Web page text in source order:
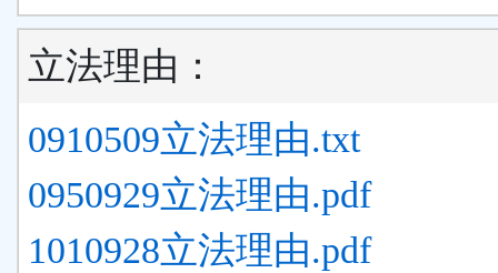
立法理由：
0910509立法理由.txt
0950929立法理由.pdf
1010928立法理由.pdf